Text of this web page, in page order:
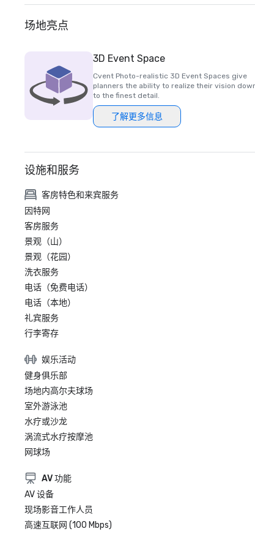
场地亮点
3D Event Space
Cvent Photo-realistic 3D Event Spaces give
planners the ability to realize their vision
to the finest detail.
了解更多信息
设施和服务
客房特色和来宾服务
因特网
客房服务
景观（山）
景观（花园）
洗衣服务
电话（免费电话）
电话（本地）
礼宾服务
行李寄存
娱乐活动
健身俱乐部
场地内高尔夫球场
室外游泳池
水疗或沙龙
涡流式水疗按摩池
网球场
AV 功能
AV 设备
现场影音工作人员
高速互联网 (100 Mbps)